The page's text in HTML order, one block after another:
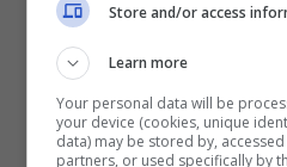
Ecco la verità, quando sai che
a tutto- ViaggiNews.com
Store and/or access
Learn more
Your personal data will be
your device (cookies, unique
data) may be stored by,
partners, or used specifically by